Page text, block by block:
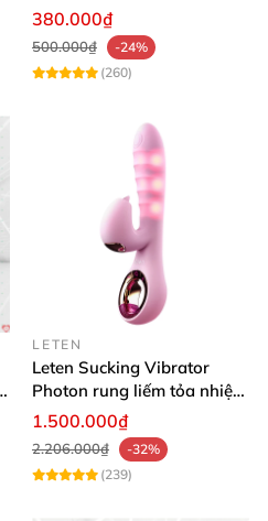
silicon y tế cao cấp
380.000₫
500.000₫
-24%
(260)
LETEN
Leten Sucking Vibrator
Photon rung liếm tỏa nhiệt
pin sạc cao cấp
1.500.000₫
2.206.000₫
-32%
(239)